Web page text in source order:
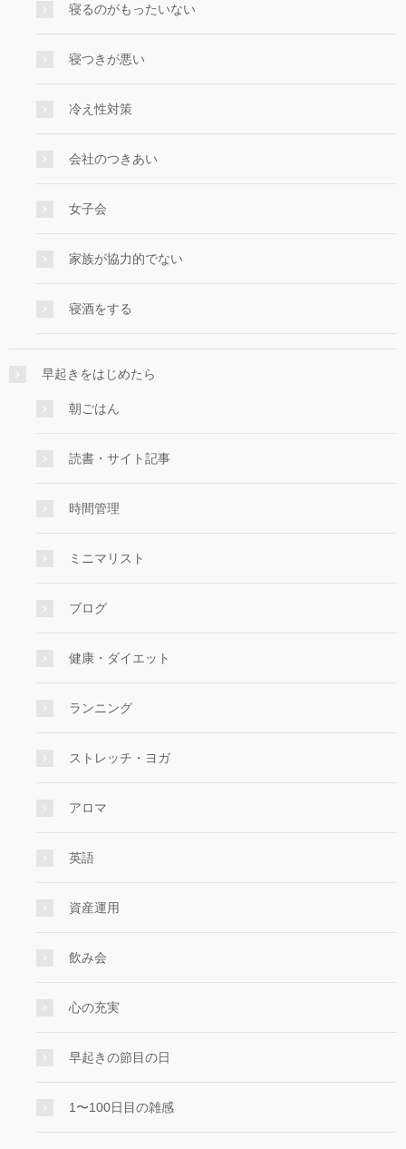
寝るのがもったいない
寝つきが悪い
冷え性対策
会社のつきあい
女子会
家族が協力的でない
寝酒をする
早起きをはじめたら
朝ごはん
読書・サイト記事
時間管理
ミニマリスト
ブログ
健康・ダイエット
ランニング
ストレッチ・ヨガ
アロマ
英語
資産運用
飲み会
心の充実
早起きの節目の日
1〜100日目の雑感